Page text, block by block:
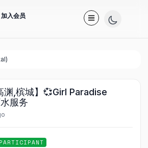
加入会员
渊,槟城】💞Girl Paradise
服务
PARTICIPANT